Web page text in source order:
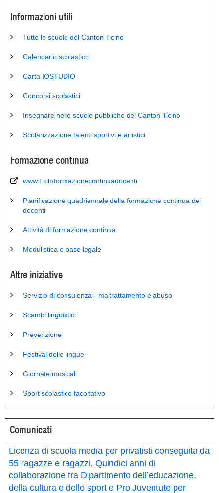
Informazioni utili
Tutte le scuole del Canton Ticino
Calendario scolastico
Carta IOSTUDIO
Concorsi scolastici
Insegnare nelle scuole pubbliche del Canton Ticino
Scolarizzazione talenti sportivi e artistici
Formazione continua
www.ti.ch/formazionecontinuadocenti
Pianificazione quadriennale della formazione continua dei
docenti
Attività di formazione continua
Modulistica e base legale
Altre iniziative
Servizio di consulenza - maltrattamento e abuso
Scambi linguistici
Prevenzione
Festival delle lingue
Giornate musicali
Sport scolastico facoltativo
Comunicati
Licenza di scuola media per privatisti conseguita da
55 ragazze e ragazzi. Quindici anni di
collaborazione tra Dipartimento dell’educazione,
della cultura e dello sport e Pro Juventute per